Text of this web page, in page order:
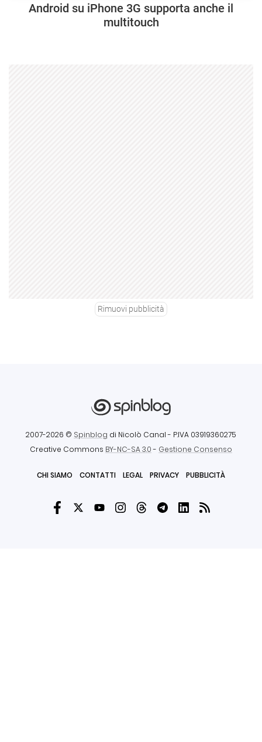
Android su iPhone 3G supporta anche il
multitouch
Rimuovi pubblicità
2007-2026 © Spinblog di Nicolò Canal - P.IVA 03919360275
Creative Commons BY-NC-SA 3.0- Gestione Consenso
CHI SIAMO CONTATTI LEGAL PRIVACY PUBBLICITÀ